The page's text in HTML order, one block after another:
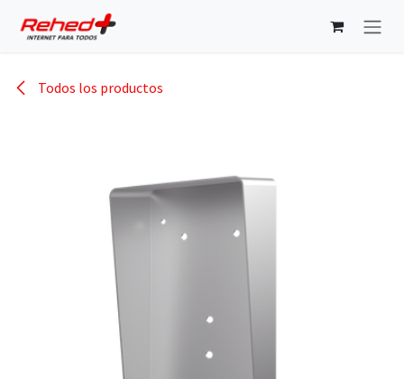
Todos los productos